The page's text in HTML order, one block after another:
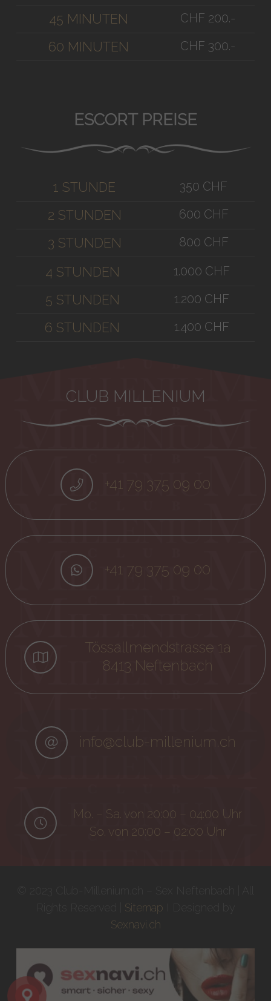
45 MINUTEN CHF 200.-
60 MINUTEN CHF 300.-
ESCORT PREISE
1 STUNDE 350 CHF
2 STUNDEN 600 CHF
3 STUNDEN 800 CHF
4 STUNDEN 1.000 CHF
5 STUNDEN 1.200 CHF
6 STUNDEN 1.400 CHF
CLUB MILLENIUM
+41 79 375 09 00
+41 79 375 09 00
Tössallmendstrasse 1a
8413 Neftenbach
info@club-millenium.ch
Mo. – Sa. von 20:00 – 04:00 Uhr
So. von 20:00 – 02:00 Uhr
Sitemap
Sexnavi.ch